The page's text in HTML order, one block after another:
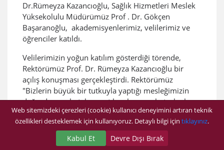
Dr.Rümeyza Kazancıoğlu, Sağlık Hizmetleri Meslek
Yüksekolulu Müdürümüz Prof . Dr. Gökçen
Başaranoğlu, akademisyenlerimiz, velilerimiz ve
öğrenciler katıldı.
Velilerimizin yoğun katılım gösterdiği törende,
Rektörümüz Prof. Dr. Rümeyza Kazancıoğlu bir
açılış konuşması gerçekleştirdi. Rektörümüz
"Bizlerin büyük bir tutkuyla yaptığı mesleğimizin
doğrudan muhatabı yaratılmışların en kutsalı olan
insandır. İnsanlara yardımcı olmak, onlara sağlık
hizmetlerinde kolaylık sağlamak ve bunu
geliştirmek hepinizin birincil gördüğü vazifedir.
Sizlerin varlığı ülkemiz sağlık hizmetlerindeki
Web sitemizdeki çerezleri (cookie) kullanıcı deneyimini artıran teknik
özellikleri desteklemek için kullanıyoruz. Detaylı bilgi için tıklayınız.
Kabul Et Devre Dışı Bırak